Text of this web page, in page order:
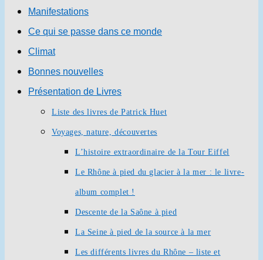
Manifestations
Ce qui se passe dans ce monde
Climat
Bonnes nouvelles
Présentation de Livres
Liste des livres de Patrick Huet
Voyages, nature, découvertes
L’histoire extraordinaire de la Tour Eiffel
Le Rhône à pied du glacier à la mer : le livre-
album complet !
Descente de la Saône à pied
La Seine à pied de la source à la mer
Les différents livres du Rhône – liste et